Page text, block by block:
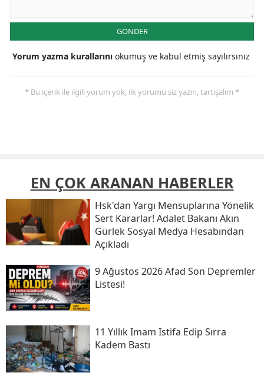
GÖNDER
Yorum yazma kurallarını okumuş ve kabul etmiş sayılırsınız
* Bu içerik ile ilgili yorum yok, ilk yorumu siz yazın, tartışalım *
EN ÇOK ARANAN HABERLER
Hsk'dan Yargı Mensuplarına Yönelik
Sert Kararlar! Adalet Bakanı Akın
Gürlek Sosyal Medya Hesabından
Açıkladı
9 Ağustos 2026 Afad Son Depremler
Listesi!
11 Yıllık Imam Istifa Edip Sırra
Kadem Bastı